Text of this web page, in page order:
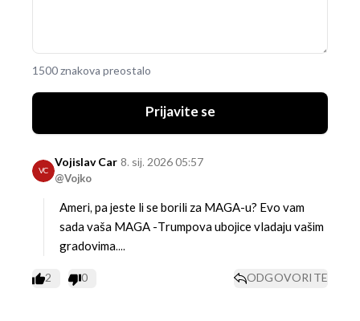
1500 znakova preostalo
Prijavite se
VC
Vojislav Car
@Vojko
8. sij. 2026 05:57
Ameri, pa jeste li se borili za MAGA-u? Evo vam
sada vaša MAGA -Trumpova ubojice vladaju vašim
gradovima....
2 0 ODGOVORITE